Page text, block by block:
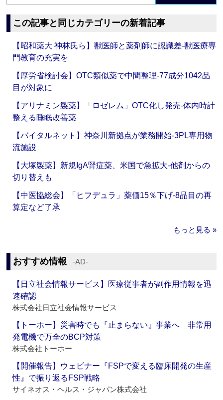
この記事と同じカテゴリーの新着記事
【昭和薬大 神林氏ら】獣医師と薬剤師に認識差‐獣医療専
門教育の充実を
【厚労省検討会】OTC類似薬で中間整理‐77成分1042品
目が対象に
【アリナミン製薬】「ロゼレム」OTC化し発売‐体内時計
整える睡眠改善薬
【バイタルネット】神奈川新拠点が業務開始‐3PL専用物
流施設
【大塚製薬】新規IgA腎症薬、米国で急拡大‐他剤からの
切り替えも
【中医協総会】「ヒフデュラ」薬価15％下げ‐8品目の再
算定など了承
もっと見る »
おすすめ情報 ‐AD‐
【日立社会情報サービス】医療従事者が副作用情報を迅
速確認
株式会社日立社会情報サービス
【トーホー】災害時でも『止まらない』事業へ 非常用
発電機で万全のBCP対策
株式会社トーホー
【開催報告】ウェビナー『FSPで変える臨床開発の生産
性』で振り返るFSP戦略
サイネオス・ヘルス・ジャパン株式会社